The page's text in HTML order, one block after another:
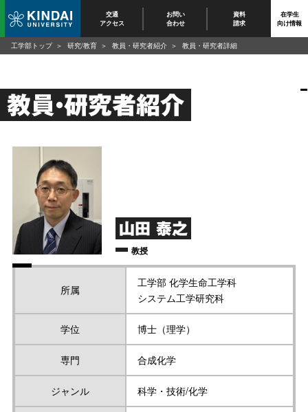
交通
アクセス
お問い
合わせ
資料
請求
在学生
向け情報
教員・研究者紹介
山田 泰之
教授
所属
工学部 化学生命工学科
システム工学研究科
学位 博士（理学）
専門 合成化学
ジャンル 科学・技術/化学
工学部トップ 研究/教育 教員・研究者紹介 教員・研究者詳細